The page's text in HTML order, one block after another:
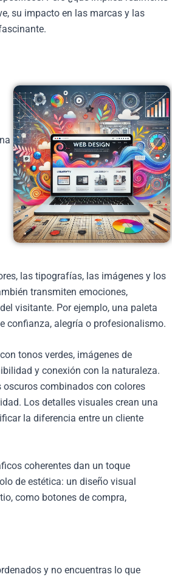
su impacto en las marcas y las
las tipografías, las imágenes y los
transmiten emociones,
visitante. Por ejemplo, una paleta
confianza, alegría o profesionalismo.
tonos verdes, imágenes de
y conexión con la naturaleza.
combinados con colores
Los detalles visuales crean una
la diferencia entre un cliente
coherentes dan un toque
de estética: un diseño visual
como botones de compra,
y no encuentras lo que